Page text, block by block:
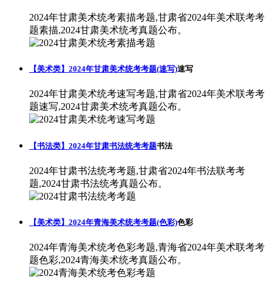
2024年甘肃美术统考素描考题,甘肃省2024年美术联考考
题素描,2024甘肃美术统考真题公布。
【美术类】2024年甘肃美术统考考题(速写)速写
2024年甘肃美术统考速写考题,甘肃省2024年美术联考考
题速写,2024甘肃美术统考真题公布。
【书法类】2024年甘肃书法统考考题书法
2024年甘肃书法统考考题,甘肃省2024年书法联考考
题,2024甘肃书法统考真题公布。
【美术类】2024年青海美术统考考题(色彩)色彩
2024年青海美术统考色彩考题,青海省2024年美术联考考
题色彩,2024青海美术统考真题公布。